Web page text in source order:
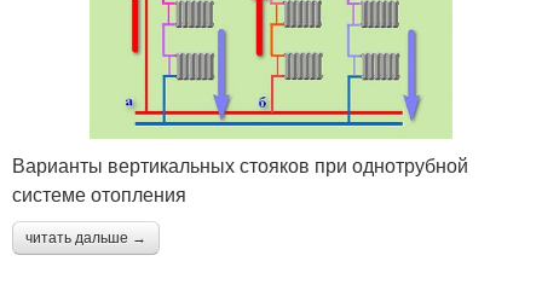
Варианты вертикальных стояков при однотрубной
системе отопления
читать дальше →